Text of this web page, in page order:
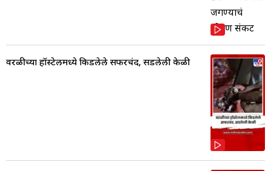
वरळीच्या हॉस्टेलमध्ये किडलेले सफरचंद, सडलेली केळी